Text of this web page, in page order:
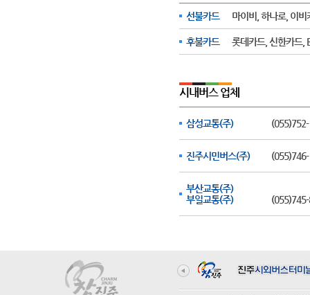
선불카드 마이비, 하나로, 이
후불카드 롯데카드, 신한카드,
시내버스 업체
삼성교통(주)
진주시민버스(주)
부산교통(주)
부일교통(주)